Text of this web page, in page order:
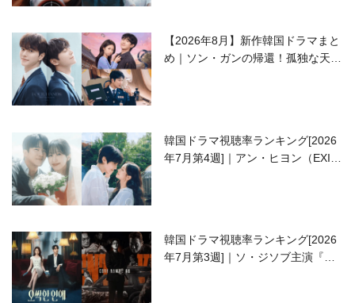
【2026年8月】新作韓国ドラマまと
め｜ソン・ガンの帰還！孤独な天才
韓国ドラマ視聴率ランキング[2026
年7月第4週]｜アン・ヒヨン（EXID
韓国ドラマ視聴率ランキング[2026
年7月第3週]｜ソ・ジソブ主演『エ